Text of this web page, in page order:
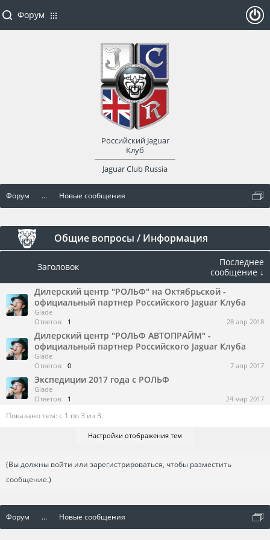
Форум ... Новые сообщения
Общие вопросы / Информация
Заголовок
Последнее
сообщение ↓
Дилерский центр "РОЛЬФ" на Октябрьской -
официальный партнер Российского Jaguar Клуба
Glade
Ответов:
1 28 апр 2018
Дилерский центр "РОЛЬФ АВТОПРАЙМ" -
официальный партнер Российского Jaguar Клуба
Glade
Ответов: 0 7 апр 2017
Экспедиции 2017 года с РОЛЬФ
Glade
Ответов:
1 24 мар 2017
Показано тем: с 1 по 3 из 3.
Настройки отображения тем
(Вы должны войти или зарегистрироваться, чтобы разместить
сообщение.)
Форум ... Новые сообщения
Форум
Российский Jaguar
Клуб
Jaguar Club Russia
оват